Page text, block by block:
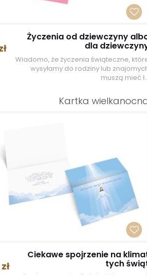
Życzenia od dziewczyny
dla
Wiadomo, że życzenia świąteczne,
wysyłamy do rodziny lub
muszą mieć
Kartka
Ciekawe spojrzenie na
tych